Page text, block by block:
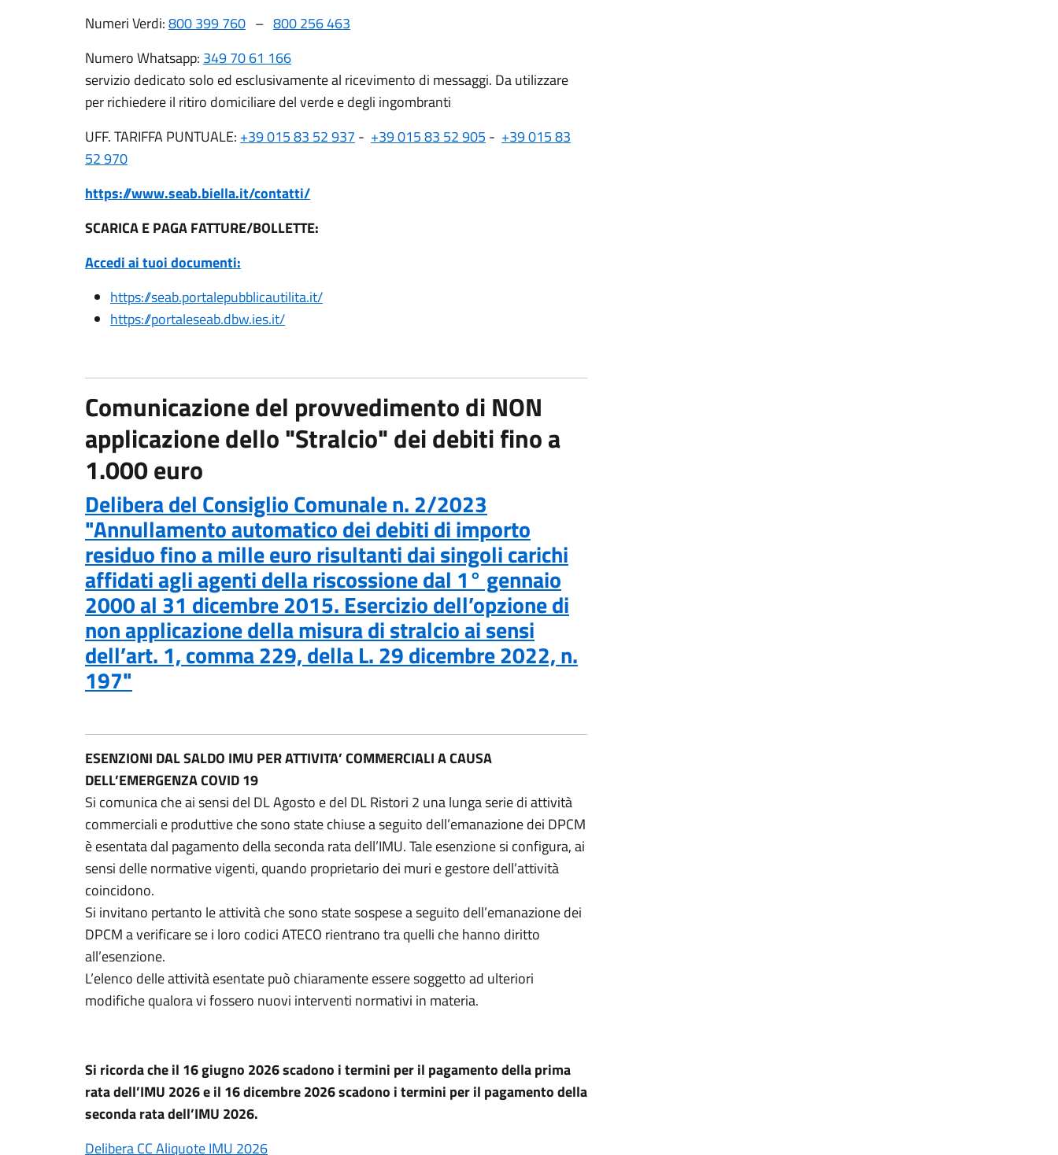
Numeri Verdi:800 399 760 – 800 256 463
Numero Whatsapp: 349 70 61 166
servizio dedicato solo ed esclusivamente al ricevimento di messaggi. Da utilizzare
per richiedere il ritiro domiciliare del verde e degli ingombranti
UFF. TARIFFA PUNTUALE: +39 015 83 52 937 - +39 015 83 52 905 - +39 015 83
52 970
https://www.seab.biella.it/contatti/
SCARICA E PAGA FATTURE/BOLLETTE:
Accedi ai tuoi documenti:
https://seab.portalepubblicautilita.it/
https://portaleseab.dbw.ies.it/
Comunicazione del provvedimento di NON
applicazione dello "Stralcio" dei debiti fino a
1.000 euro
Delibera del Consiglio Comunale n. 2/2023
"Annullamento automatico dei debiti di importo
residuo fino a mille euro risultanti dai singoli carichi
affidati agli agenti della riscossione dal 1° gennaio
2000 al 31 dicembre 2015. Esercizio dell’opzione di
non applicazione della misura di stralcio ai sensi
dell’art. 1, comma 229, della L. 29 dicembre 2022, n.
197"
ESENZIONI DAL SALDO IMU PER ATTIVITA’ COMMERCIALI A CAUSA
DELL’EMERGENZA COVID 19
Si comunica che ai sensi del DL Agosto e del DL Ristori 2 una lunga serie di attività
commerciali e produttive che sono state chiuse a seguito dell’emanazione dei DPCM
è esentata dal pagamento della seconda rata dell’IMU. Tale esenzione si configura, ai
sensi delle normative vigenti, quando proprietario dei muri e gestore dell’attività
coincidono.
Si invitano pertanto le attività che sono state sospese a seguito dell’emanazione dei
DPCM a verificare se i loro codici ATECO rientrano tra quelli che hanno diritto
all’esenzione.
L’elenco delle attività esentate può chiaramente essere soggetto ad ulteriori
modifiche qualora vi fossero nuovi interventi normativi in materia.
Si ricorda che il 16 giugno 2026 scadono i termini per il pagamento della prima
rata dell’IMU 2026 e il 16 dicembre 2026 scadono i termini per il pagamento della
seconda rata dell’IMU 2026.
Delibera CC Aliquote IMU 2026